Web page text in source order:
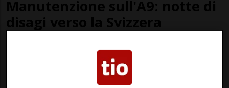
Manutenzione sull'A9: notte di
disagi verso la Svizzera